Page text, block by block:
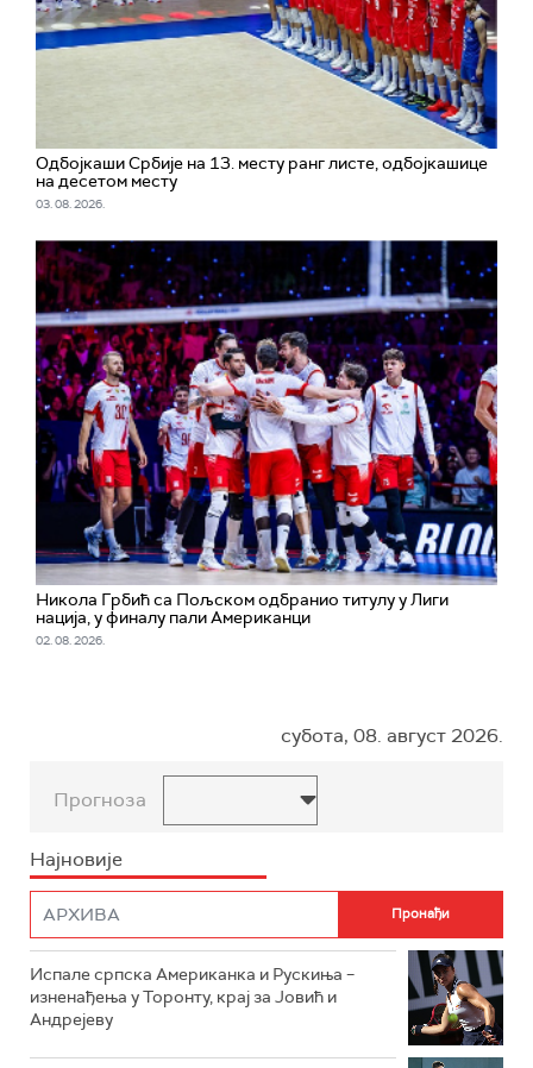
Одбојкаши Србије на 13. месту ранг листе, одбојкашице
на десетом месту
03. 08. 2026.
Никола Грбић са Пољском одбранио титулу у Лиги
нација, у финалу пали Американци
02. 08. 2026.
субота, 08. август 2026.
Прогноза
Најновије
Испале српска Американка и Рускиња –
изненађења у Торонту, крај за Јовић и
Андрејеву